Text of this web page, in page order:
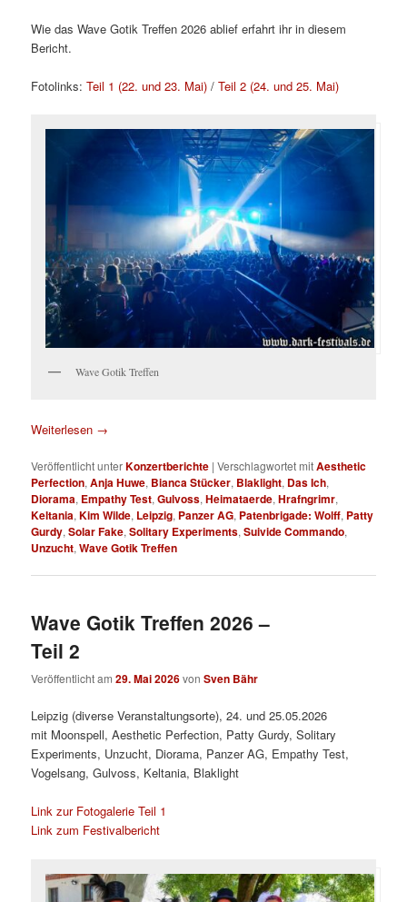
Wie das Wave Gotik Treffen 2026 ablief erfahrt ihr in diesem
Bericht.
Fotolinks:Teil 1 (22. und 23. Mai) /Teil 2 (24. und 25. Mai)
Wave Gotik Treffen
Weiterlesen →
Veröffentlicht unterKonzertberichte |Verschlagwortet mitAesthetic
Perfection,Anja Huwe, Bianca Stücker, Blaklight, Das Ich,
Diorama, Empathy Test,Gulvoss,Heimataerde,Hrafngrimr,
Keltania,Kim Wilde, Leipzig, Panzer AG, Patenbrigade: Wolff, Patty
Gurdy,Solar Fake,Solitary Experiments,Suivide Commando,
Unzucht,Wave Gotik Treffen
Wave Gotik Treffen 2026 –
Teil 2
Veröffentlicht am29. Mai 2026vonSven Bähr
Leipzig (diverse Veranstaltungsorte), 24. und 25.05.2026
mit Moonspell, Aesthetic Perfection, Patty Gurdy, Solitary
Experiments, Unzucht, Diorama, Panzer AG, Empathy Test,
Vogelsang, Gulvoss, Keltania, Blaklight
Link zur Fotogalerie Teil 1
Link zum Festivalbericht